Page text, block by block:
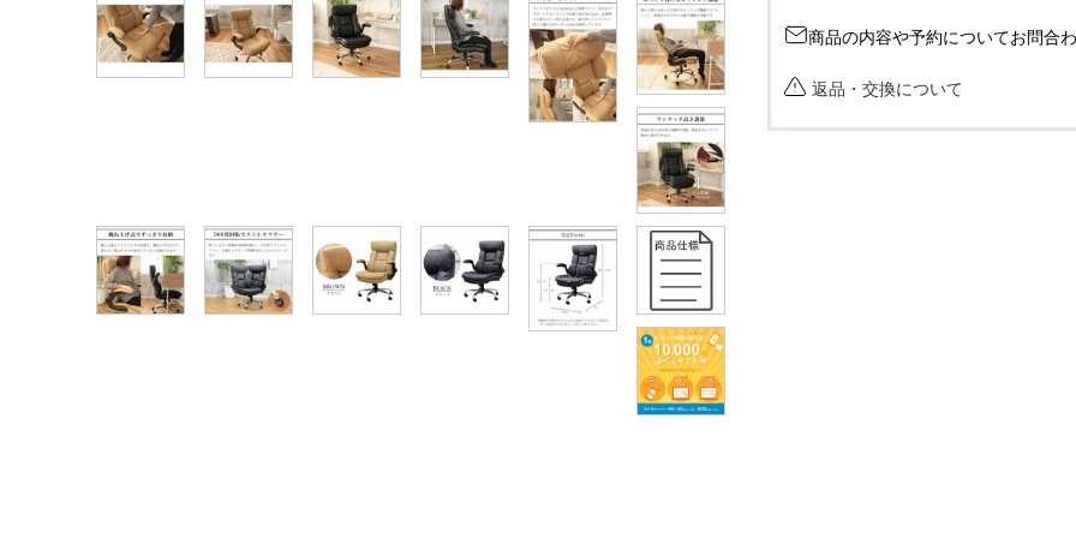
商品の内容や予約についてお問合
返品・交換について